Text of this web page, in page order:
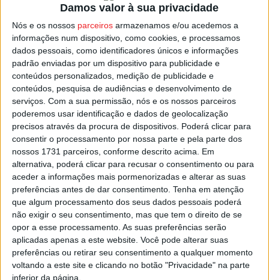
Damos valor à sua privacidade
Nós e os nossos parceiros armazenamos e/ou acedemos a
informações num dispositivo, como cookies, e processamos
dados pessoais, como identificadores únicos e informações
padrão enviadas por um dispositivo para publicidade e
conteúdos personalizados, medição de publicidade e
conteúdos, pesquisa de audiências e desenvolvimento de
serviços. Com a sua permissão, nós e os nossos parceiros
poderemos usar identificação e dados de geolocalização
precisos através da procura de dispositivos. Poderá clicar para
consentir o processamento por nossa parte e pela parte dos
nossos 1731 parceiros, conforme descrito acima. Em
alternativa, poderá clicar para recusar o consentimento ou para
aceder a informações mais pormenorizadas e alterar as suas
preferências antes de dar consentimento. Tenha em atenção
que algum processamento dos seus dados pessoais poderá
não exigir o seu consentimento, mas que tem o direito de se
opor a esse processamento. As suas preferências serão
aplicadas apenas a este website. Você pode alterar suas
preferências ou retirar seu consentimento a qualquer momento
voltando a este site e clicando no botão "Privacidade" na parte
inferior da página.
fogos tomassem proporções mais graves.
O juiz considerou que o incendiário “colocou em perigo a
integridade física e a vida de pessoas, habitações e a
grande mancha florestal” e decidiu pela prisão
preventiva.
Esta e outras notícias para ouvir na Estação Diária – 96.8
FM ou em
www.968.fm
Pub
TAGS Incendiário Mortágua PJ